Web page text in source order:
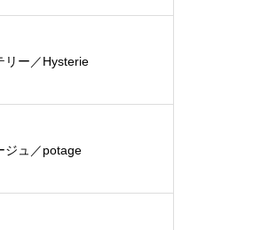
リー／Hysterie
ジュ／potage